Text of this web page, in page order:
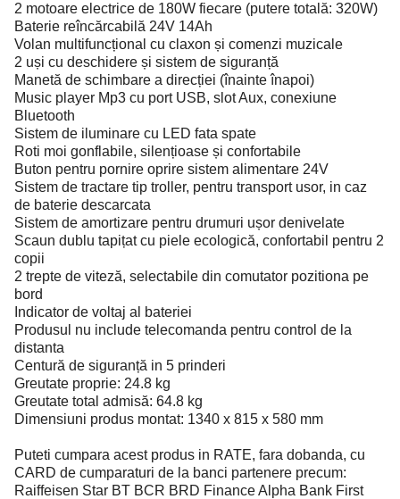
2 motoare electrice de 180W fiecare (putere totală: 320W)
Baterie reîncărcabilă 24V 14Ah
Volan multifuncțional cu claxon și comenzi muzicale
2 uși cu deschidere și sistem de siguranță
Manetă de schimbare a direcției (înainte înapoi)
Music player Mp3 cu port USB, slot Aux, conexiune
Bluetooth
Sistem de iluminare cu LED fata spate
Roti moi gonflabile, silențioase și confortabile
Buton pentru pornire oprire sistem alimentare 24V
Sistem de tractare tip troller, pentru transport usor, in caz
de baterie descarcata
Sistem de amortizare pentru drumuri ușor denivelate
Scaun dublu tapițat cu piele ecologică, confortabil pentru 2
copii
2 trepte de viteză, selectabile din comutator pozitiona pe
bord
Indicator de voltaj al bateriei
Produsul nu include telecomanda pentru control de la
distanta
Centură de siguranță in 5 prinderi
Greutate proprie: 24.8 kg
Greutate total admisă: 64.8 kg
Dimensiuni produs montat: 1340 x 815 x 580 mm
Puteti cumpara acest produs in RATE, fara dobanda, cu
CARD de cumparaturi de la banci partenere precum:
Raiffeisen Star BT BCR BRD Finance Alpha Bank First